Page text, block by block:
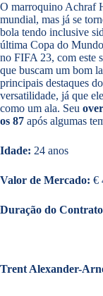
O marroquino Achraf
mundial, mas já se
bola tendo inclusive
última Copa do
no FIFA 23, com este
que buscam um bom
principais destaques
versatilidade, já que
como um ala. Seu
os 87 após algumas
Idade: 24 anos
Valor de Mercado: €
Duração do
Trent Alexander-